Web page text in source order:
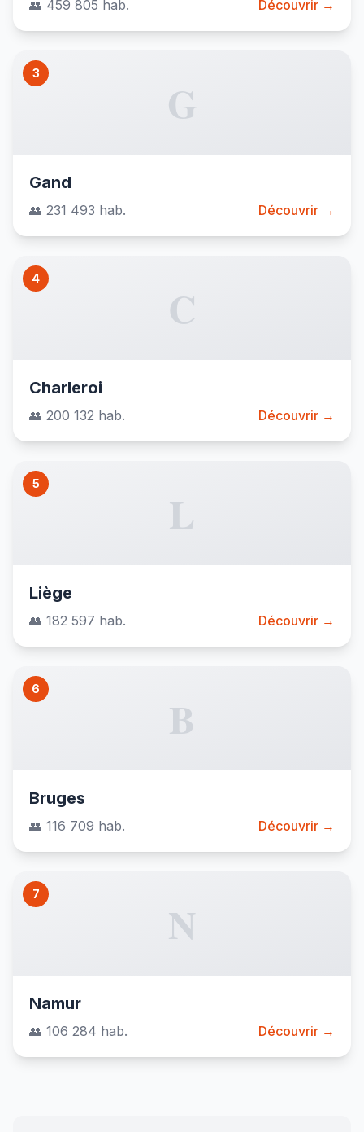
👥 459 805 hab. Découvrir →
3
G
Gand
👥 231 493 hab. Découvrir →
4
C
Charleroi
👥 200 132 hab. Découvrir →
5
L
Liège
👥 182 597 hab. Découvrir →
6
B
Bruges
👥 116 709 hab. Découvrir →
7
N
Namur
👥 106 284 hab. Découvrir →